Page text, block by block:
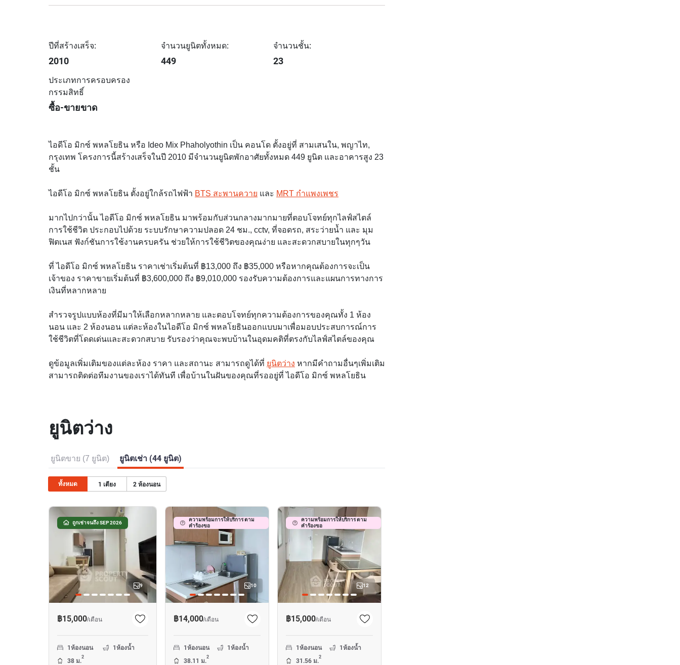
ปีที่สร้างเสร็จ:
2010
จำนวนยูนิตทั้งหมด:
449
จำนวนชั้น:
23
ประเภทการครอบครอง
กรรมสิทธิ์
ซื้อ-ขายขาด
ไอดีโอ มิกซ์ พหลโยธิน หรือ Ideo Mix Phaholyothin เป็น คอนโด ตั้งอยู่ที่ สามเสนใน, พญาไท,
กรุงเทพ โครงการนี้สร้างเสร็จในปี 2010 มีจำนวนยูนิตพักอาศัยทั้งหมด 449 ยูนิต และอาคารสูง 23
ชั้น
ไอดีโอ มิกซ์ พหลโยธิน ตั้งอยู่ใกล้รถไฟฟ้า BTS สะพานควาย และ MRT กำแพงเพชร
มากไปกว่านั้น ไอดีโอ มิกซ์ พหลโยธิน มาพร้อมกับส่วนกลางมากมายที่ตอบโจทย์ทุกไลฟ์สไตล์
การใช้ชีวิต ประกอบไปด้วย ระบบรักษาความปลอด 24 ชม., cctv, ที่จอดรถ, สระว่ายน้ำ และ มุม
ฟิตเนส ฟังก์ชันการใช้งานครบครัน ช่วยให้การใช้ชีวิตของคุณง่าย และสะดวกสบายในทุกๆวัน
ที่ ไอดีโอ มิกซ์ พหลโยธิน ราคาเช่าเริ่มต้นที่ ฿13,000 ถึง ฿35,000 หรือหากคุณต้องการจะเป็น
เจ้าของ ราคาขายเริ่มต้นที่ ฿3,600,000 ถึง ฿9,010,000 รองรับความต้องการและแผนการทางการ
เงินที่หลากหลาย
สำรวจรูปแบบห้องที่มีมาให้เลือกหลากหลาย และตอบโจทย์ทุกความต้องการของคุณทั้ง 1 ห้อง
นอน และ 2 ห้องนอน แต่ละห้องในไอดีโอ มิกซ์ พหลโยธินออกแบบมาเพื่อมอบประสบการณ์การ
ใช้ชีวิตที่โดดเด่นและสะดวกสบาย รับรองว่าคุณจะพบบ้านในอุดมคติที่ตรงกับไลฟ์สไตล์ของคุณ
ดูข้อมูลเพิ่มเติมของแต่ละห้อง ราคา และสถานะ สามารถดูได้ที่ ยูนิตว่าง หากมีคำถามอื่นๆเพิ่มเติม
สามารถติดต่อทีมงานของเราได้ทันที เพื่อบ้านในฝันของคุณที่รออยู่ที่ ไอดีโอ มิกซ์ พหลโยธิน
ยูนิตว่าง
ยูนิตขาย (7 ยูนิต) ยูนิตเช่า (44 ยูนิต)
ทั้งหมด 1 เตียง 2 ห้องนอน
ถูกเช่าจนถึง SEP 2026
9
฿15,000/เดือน
1 ห้องนอน 1 ห้องน้ำ
38 ม.
2
ความพร้อมการให้บริการ ตาม
คำร้องขอ
10
฿14,000/เดือน
1 ห้องนอน 1 ห้องน้ำ
38.11 ม.
2
ความพร้อมการให้บริการ ตาม
คำร้องขอ
12
฿15,000/เดือน
1 ห้องนอน 1 ห้องน้ำ
31.56 ม.
2